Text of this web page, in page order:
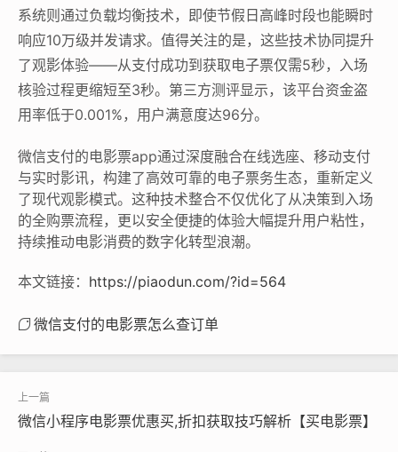
系统则通过负载均衡技术，即使节假日高峰时段也能瞬时
响应10万级并发请求。值得关注的是，这些技术协同提升
了观影体验——从支付成功到获取电子票仅需5秒，入场
核验过程更缩短至3秒。第三方测评显示，该平台资金盗
用率低于0.001%，用户满意度达96分。
微信支付的电影票app通过深度融合在线选座、移动支付
与实时影讯，构建了高效可靠的电子票务生态，重新定义
了现代观影模式。这种技术整合不仅优化了从决策到入场
的全购票流程，更以安全便捷的体验大幅提升用户粘性，
持续推动电影消费的数字化转型浪潮。
本文链接： https://piaodun.com/?id=564
微信支付的电影票怎么查订单
微信小程序电影票优惠买,折扣获取技巧解析【买电影票】